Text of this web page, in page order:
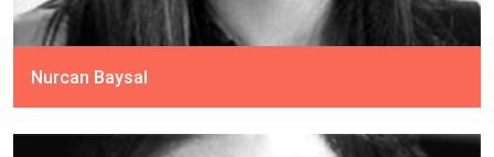
Nurcan Baysal